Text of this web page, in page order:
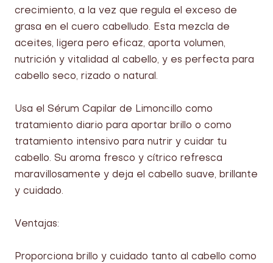
crecimiento, a la vez que regula el exceso de
grasa en el cuero cabelludo. Esta mezcla de
aceites, ligera pero eficaz, aporta volumen,
nutrición y vitalidad al cabello, y es perfecta para
cabello seco, rizado o natural.
Usa el Sérum Capilar de Limoncillo como
tratamiento diario para aportar brillo o como
tratamiento intensivo para nutrir y cuidar tu
cabello. Su aroma fresco y cítrico refresca
maravillosamente y deja el cabello suave, brillante
y cuidado.
Ventajas:
Proporciona brillo y cuidado tanto al cabello como